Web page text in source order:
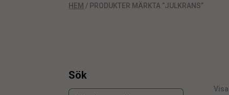
HEM / PRODUKTER MÄRKTA ”JULKRANS”
Sök